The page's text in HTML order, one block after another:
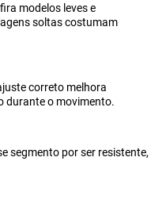
modelos leves e
soltas costumam
correto melhora
durante o movimento.
segmento por ser resistente,